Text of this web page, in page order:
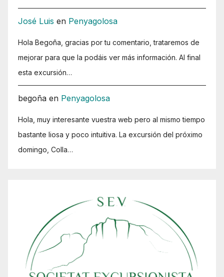
José Luis en Penyagolosa
Hola Begoña, gracias por tu comentario, trataremos de
mejorar para que la podáis ver más información. Al final
esta excursión…
begoña en Penyagolosa
Hola, muy interesante vuestra web pero al mismo tiempo
bastante liosa y poco intuitiva. La excursión del próximo
domingo, Colla…